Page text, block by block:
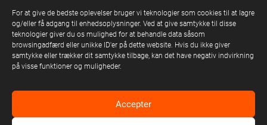
For at give de bedste oplevelser bruger vi teknologier som cookies til at lagre
og/eller få adgang til enhedsoplysninger. Ved at give samtykke til disse
teknologier giver du os mulighed for at behandle data såsom
browsingadfærd eller unikke ID'er på dette website. Hvis du ikke giver
samtykke eller trækker dit samtykke tilbage, kan det have negativ indvirkning
på visse funktioner og muligheder.
Accepter
EN DEL AF UNITED STAGE GROUP